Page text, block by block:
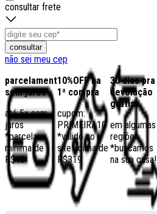
consultar frete
consultar
não sei meu cep
parcelamento
sem juros
até 5x sem
juros
*parcela
mínima de
R$40
10%OFF na
1ª compra
cupom:
PRIMEIRA10
*válido no
site acima de
R$319
30 dias pra
devolução
grátis
em algumas
regiões,
*buscamos
na sua casa!